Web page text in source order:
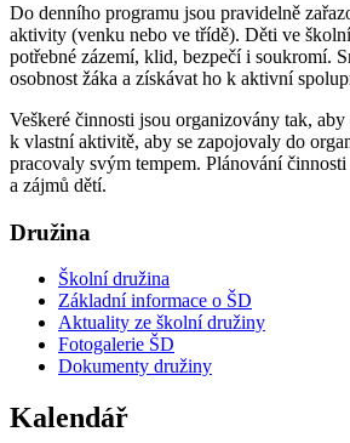
Do denního programu jsou pravidelně
aktivity (venku nebo ve třídě). Děti ve
potřebné zázemí, klid, bezpečí i soukromí.
osobnost žáka a získávat ho k aktivní
Veškeré činnosti jsou organizovány tak,
k vlastní aktivitě, aby se zapojovaly do
pracovaly svým tempem. Plánování
a zájmů dětí.
Družina
Školní družina
Základní informace o ŠD
Aktuality ze školní družiny
Fotogalerie ŠD
Dokumenty družiny
Kalendář